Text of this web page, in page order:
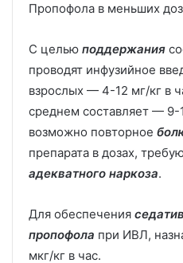
Пропофола в меньших
С целью поддержания
проводят инфузийное
взрослых — 4-12 мг/кг в
среднем составляет — 9-
возможно повторное
препарата в дозах,
адекватного наркоза.
Для обеспечения
пропофола при ИВЛ,
мкг/кг в час.